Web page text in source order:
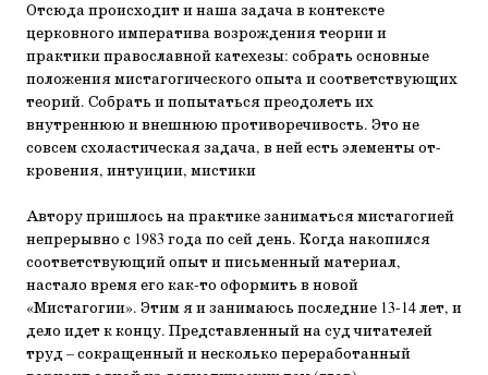
Отсюда происходит и наша задача в контексте
церковно­го императива возрождения теории и
практики православ­ной катехезы: собрать основные
положения мистагогического опыта и соответствующих
теорий. Собрать и попытаться преодолеть их
внутреннюю и внешнюю противоречивость. Это не
совсем схоластическая задача, в ней есть элементы от­
кровения, интуиции, мистики
Автору пришлось на практике заниматься мистагогией
непрерывно с 1983 года по сей день. Когда накопился
соот­ветствующий опыт и письменный материал,
настало время его как-то оформить в новой
«Мистагогии». Этим я и зани­маюсь последние 13-14 лет, и
дело идет к концу. Представ­ленный на суд читателей
труд – сокращенный и несколько переработанный